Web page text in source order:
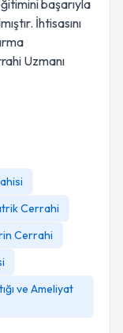
başarıyla
İhtisasını
Uzmanı
Cerrahi
Cerrahi
ve Ameliyat